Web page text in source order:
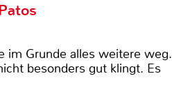
im Grunde alles weitere weg.
besonders gut klingt. Es